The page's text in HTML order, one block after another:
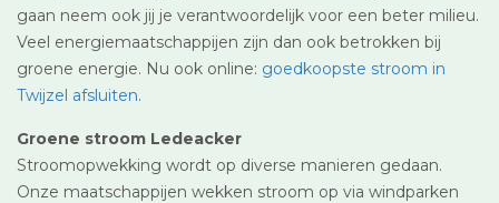
gaan neem ook jij je verantwoordelijk voor een beter milieu.
Veel energiemaatschappijen zijn dan ook betrokken bij
groene energie. Nu ook online: goedkoopste stroom in
Twijzel afsluiten.
Groene stroom Ledeacker
Stroomopwekking wordt op diverse manieren gedaan.
Onze maatschappijen wekken stroom op via windparken